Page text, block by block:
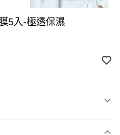
5入-極透保濕